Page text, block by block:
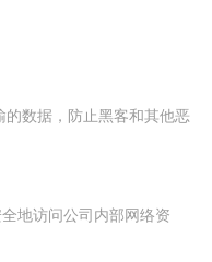
数据，防止黑客和其他恶
地访问公司内部网络资